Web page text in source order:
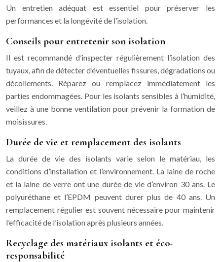
Un entretien adéquat est essentiel pour préserver les
performances et la longévité de l’isolation.
Conseils pour entretenir son isolation
Il est recommandé d’inspecter régulièrement l’isolation des
tuyaux, afin de détecter d’éventuelles fissures, dégradations ou
décollements. Réparez ou remplacez immédiatement les
parties endommagées. Pour les isolants sensibles à l’humidité,
veillez à une bonne ventilation pour prévenir la formation de
moisissures.
Durée de vie et remplacement des isolants
La durée de vie des isolants varie selon le matériau, les
conditions d’installation et l’environnement. La laine de roche
et la laine de verre ont une durée de vie d’environ 30 ans. Le
polyuréthane et l’EPDM peuvent durer plus de 40 ans. Un
remplacement régulier est souvent nécessaire pour maintenir
l’efficacité de l’isolation après plusieurs années.
Recyclage des matériaux isolants et éco-
responsabilité